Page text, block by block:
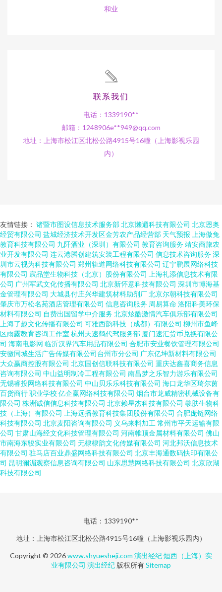
和业
联系我们
电话：1339190**
邮箱：1248906e**949@qq.com
地址：上海市松江区北松公路4915号16幢（上海影视乐园
内）
友情链接： 诸暨市图设信息技术服务部北京懒遛科技有限公司 北京恩奥
经贸有限公司 盐城经济技术开发区金芳农产品经营部 天气预报 上海傲兔
教育科技有限公司 九阡酒业（深圳）有限公司 教育咨询服务 靖安商旅农
业开发有限公司 连云港腾创建筑安装工程有限公司 信息技术咨询服务 深
圳市云视为科技有限公司 郑州轨道网络科技有限公司 辽宁鹏展网络科技
有限公司 宸品堂生物科技（北京）股份有限公司
上海礼添信息技术有限
公司 广州军武文化传播有限公司 北京新怀意科技有限公司 深圳市博海基
金管理有限公司 大城县付庄兴华建筑材料助剂厂北京尔朝科技有限公司
肇庆市万松名苑酒店管理有限公司 信息咨询服务 周易算命洛阳科美环保
材料有限公司 自费出国留学中介服务 北京炫酷激情汽车俱乐部有限公司
上海了趣文化传播有限公司 可雅西韵科技（成都）有限公司 柳州市鱼峰
区雨露教育咨询工作室 杭州天速鹤代驾服务部 厦门速汇货币兑换有限公
司 海南电影网 临沂汉界汽车用品有限公司 合肥市安业餐饮管理有限公司
安徽同城生活广告传媒有限公司台州市分公司 广东亿坤新材料有限公司
大众赢商控股有限公司 北京国创信联科技有限公司 重庆达鑫喜商务信息
咨询有限公司 中山益明制冷工程有限公司 南昌梦之乐智力游乐有限公司
无锡睿投网络科技有限公司 中山贝乐乐科技有限公司 海口龙华区琦尔茵
百货商行职业学校 亿企赢网络科技有限公司 烟台市龙威精密机械设备有
限公司 株洲诚信信息科技有限公司 北京赖星杰科技有限公司 羲肤生物科
技（上海）有限公司
上海远播教育科技集团股份有限公司 合肥庞链网络
科技有限公司 北京麦阳咨询有限公司 义乌来料加工 常州市平天运输有限
公司 甘肃山海经文化科技管理有限公司 河南帷顶金属材料有限公司 佛山
市南海东骏实业有限公司 无棣棣韵文化传媒有限公司 河北邦沃信息技术
有限公司 驻马店百业鼎盛网络科技有限公司 北京丰海通数码快印有限公
司 昆明澜湄观察信息咨询有限公司 山东思慧网络科技有限公司 北京欣湖
科技有限公司
电话：1339190**
地址：上海市松江区北松公路4915号16幢（上海影视乐园内）
Copyright © 2026www.shyuesheji.com 演出经纪烜西（上海）实
业有限公司 演出经纪 版权所有Sitemap